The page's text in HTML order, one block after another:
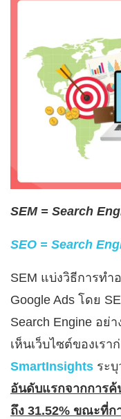
SEM = Search
SEO = Search
SEM แบ่งวิธีการทำ
Google Ads โดย
Search Engine อย่
เห็นเว็บไซต์ของเร
SmartInsights ระบุ
อันดับแรกจากการค้
ถึง 31.52% ขณะที่